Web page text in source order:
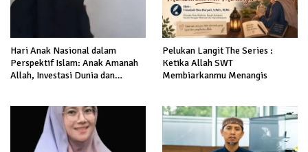
Hari Anak Nasional dalam
Perspektif Islam: Anak Amanah
Allah, Investasi Dunia dan
Pelukan Langit The Series :
Ketika Allah SWT
Membiarkanmu Menangis